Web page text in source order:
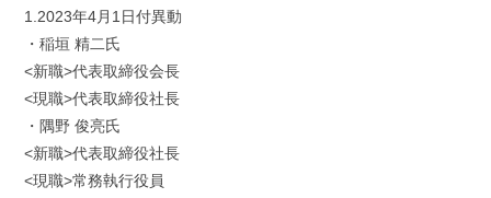
1.2023年4月1日付異動
・稲垣 精二氏
<新職>代表取締役会長
<現職>代表取締役社長
・隅野 俊亮氏
<新職>代表取締役社長
<現職>常務執行役員